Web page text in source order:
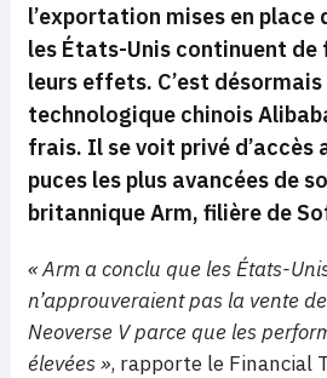
l’exportation mises en place
les États-Unis continuent
leurs effets. C’est
technologique chinois
frais. Il se voit privé d’accès
puces les plus avancées de
britannique Arm, filière de
« Arm a conclu que les États-
n’approuveraient pas la vente
Neoverse V parce que les
élevées », rapporte le Financial